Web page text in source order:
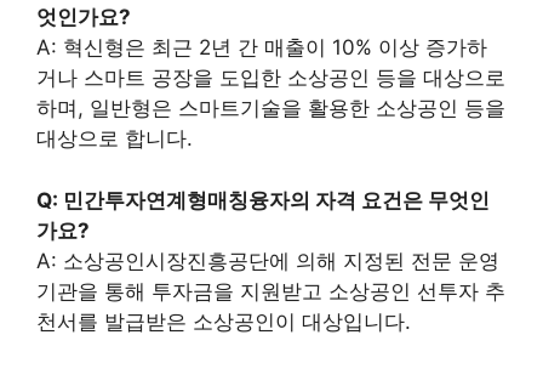
엇인가요?
A: 혁신형은 최근 2년 간 매출이 10% 이상 증가하
거나 스마트 공장을 도입한 소상공인 등을 대상으로
하며, 일반형은 스마트기술을 활용한 소상공인 등을
대상으로 합니다.
Q: 민간투자연계형매칭융자의 자격 요건은 무엇인
가요?
A: 소상공인시장진흥공단에 의해 지정된 전문 운영
기관을 통해 투자금을 지원받고 소상공인 선투자 추
천서를 발급받은 소상공인이 대상입니다.